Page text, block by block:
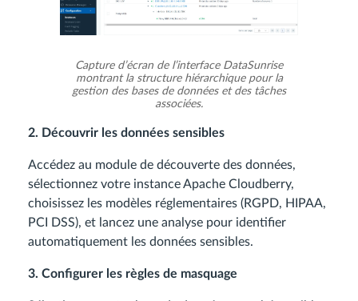
Capture d’écran de l’interface DataSunrise
montrant la structure hiérarchique pour la
gestion des bases de données et des tâches
associées.
2. Découvrir les données sensibles
Accédez au module de découverte des données,
sélectionnez votre instance Apache Cloudberry,
choisissez les modèles réglementaires (RGPD, HIPAA,
PCI DSS), et lancez une analyse pour identifier
automatiquement les données sensibles.
3. Configurer les règles de masquage